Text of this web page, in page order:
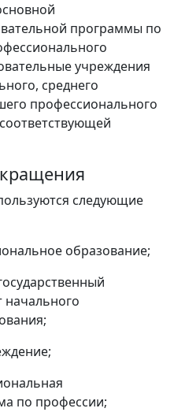
программы по
учреждения
среднего
профессионального
следующие
образование;
начального
по профессии;